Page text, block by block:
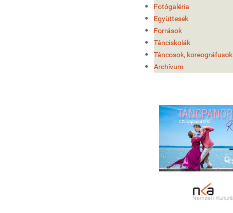
Fotógaléria
Együttesek
Források
Tánciskolák
Táncosok, koreográfusok
Archívum